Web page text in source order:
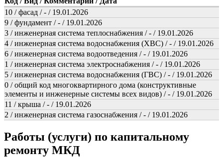
10 / фасад / - / 19.01.2026
9 / фундамент / - / 19.01.2026
3 / инженерная система теплоснабжения / - / 19.01.2026
4 / инженерная система водоснабжения (ХВС) / - / 19.01.2026
6 / инженерная система водоотведения / - / 19.01.2026
1 / инженерная система электроснабжения / - / 19.01.2026
5 / инженерная система водоснабжения (ГВС) / - / 19.01.2026
0 / общий код многоквартирного дома (конструктивные
элементы и инженерные системы всех видов) / - / 19.01.2026
11 / крыша / - / 19.01.2026
2 / инженерная система газоснабжения / - / 19.01.2026
Работы (услуги) по капитальному
ремонту МКД